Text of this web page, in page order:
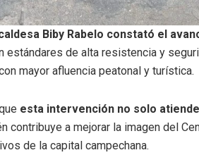
Biby Rabelo constató el
de alta resistencia y
mayor afluencia peatonal y turística.
esta intervención no solo
contribuye a mejorar la imagen del
de la capital campechana.